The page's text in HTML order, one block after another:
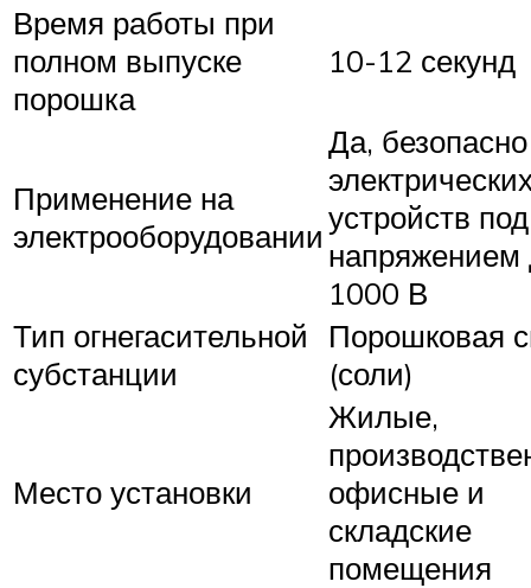
Время работы при
полном выпуске
порошка
10-12 секунд
Применение на
электрооборудовании
Да,
устройств под
напряжением
1000 В
Тип огнегасительной
субстанции
Порошковая
(соли)
Место установки
Жилые,
офисные и
складские
помещения